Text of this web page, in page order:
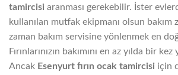
tamircisi aranması gerekebilir. İster
kullanılan mutfak ekipmanı olsun bakım
zaman bakım servisine yönlenmek en
Fırınlarınızın bakımını en az yılda bir kez
Ancak Esenyurt fırın ocak tamircisi için